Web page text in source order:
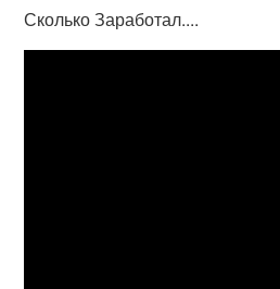
Сколько Заработал....